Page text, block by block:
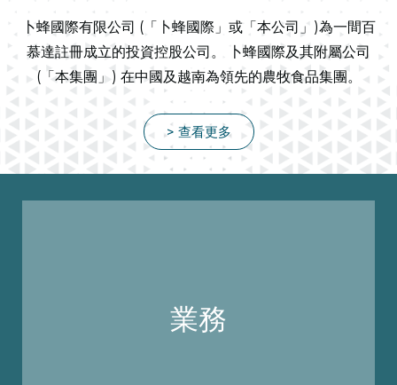
卜蜂國際有限公司 (「卜蜂國際」或「本公司」)為一間百
慕達註冊成立的投資控股公司。 卜蜂國際及其附屬公司
(「本集團」) 在中國及越南為領先的農牧食品集團。
> 查看更多
業務